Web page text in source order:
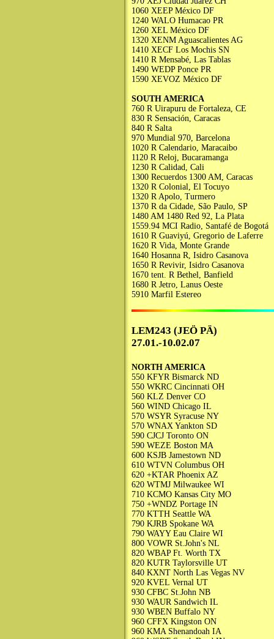
1060 XEEP México DF
1240 WALO Humacao PR
1260 XEL México DF
1320 XENM Aguascalientes AG
1410 XECF Los Mochis SN
1410 R Mensabé, Las Tablas
1490 WEDP Ponce PR
1590 XEVOZ México DF
SOUTH AMERICA
760 R Uirapuru de Fortaleza, CE
830 R Sensación, Caracas
840 R Salta
970 Mundial 970, Barcelona
1020 R Calendario, Maracaibo
1120 R Reloj, Bucaramanga
1230 R Calidad, Cali
1300 Recuerdos 1300 AM, Caracas
1320 R Colonial, El Tocuyo
1320 R Apolo, Turmero
1370 R da Cidade, São Paulo, SP
1480 AM 1480 Red 92, La Plata
1559.94 MCI Radio, Santafé de Bogotá
1610 R Guaviyú, Gregorio de Laferre
1620 R Vida, Monte Grande
1640 Hosanna R, Isidro Casanova
1650 R Revivir, Isidro Casanova
1670 tent. R Bethel, Banfield
1680 R Jetro, Lanus Oeste
5910 Marfil Estereo
LEM243 (JEÖ PÄ)
27.01.-10.02.07
NORTH AMERICA
550 KFYR Bismarck ND
550 WKRC Cincinnati OH
560 KLZ Denver CO
560 WIND Chicago IL
570 WSYR Syracuse NY
570 WNAX Yankton SD
590 CJCJ Toronto ON
590 WEZE Boston MA
600 KSJB Jamestown ND
610 WTVN Columbus OH
620 +KTAR Phoenix AZ
620 WTMJ Milwaukee WI
710 KCMO Kansas City MO
750 +WNDZ Portage IN
770 KTTH Seattle WA
790 KJRB Spokane WA
790 WAYY Eau Claire WI
800 VOWR St.John's NL
820 WBAP Ft. Worth TX
820 KUTR Taylorsville UT
840 KXNT North Las Vegas NV
920 KVEL Vernal UT
930 CFBC St.John NB
930 WAUR Sandwich IL
930 WBEN Buffalo NY
960 CFFX Kingston ON
960 KMA Shenandoah IA